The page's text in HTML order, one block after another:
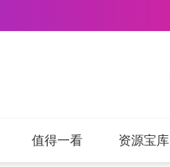
值得一看 资源宝库